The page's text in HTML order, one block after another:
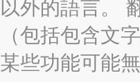
以外的語言。
（包括包含文
某些功能可能